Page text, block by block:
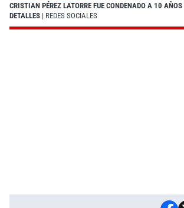
CRISTIAN PÉREZ LATORRE FUE CONDENADO A 10
DETALLES | REDES SOCIALES